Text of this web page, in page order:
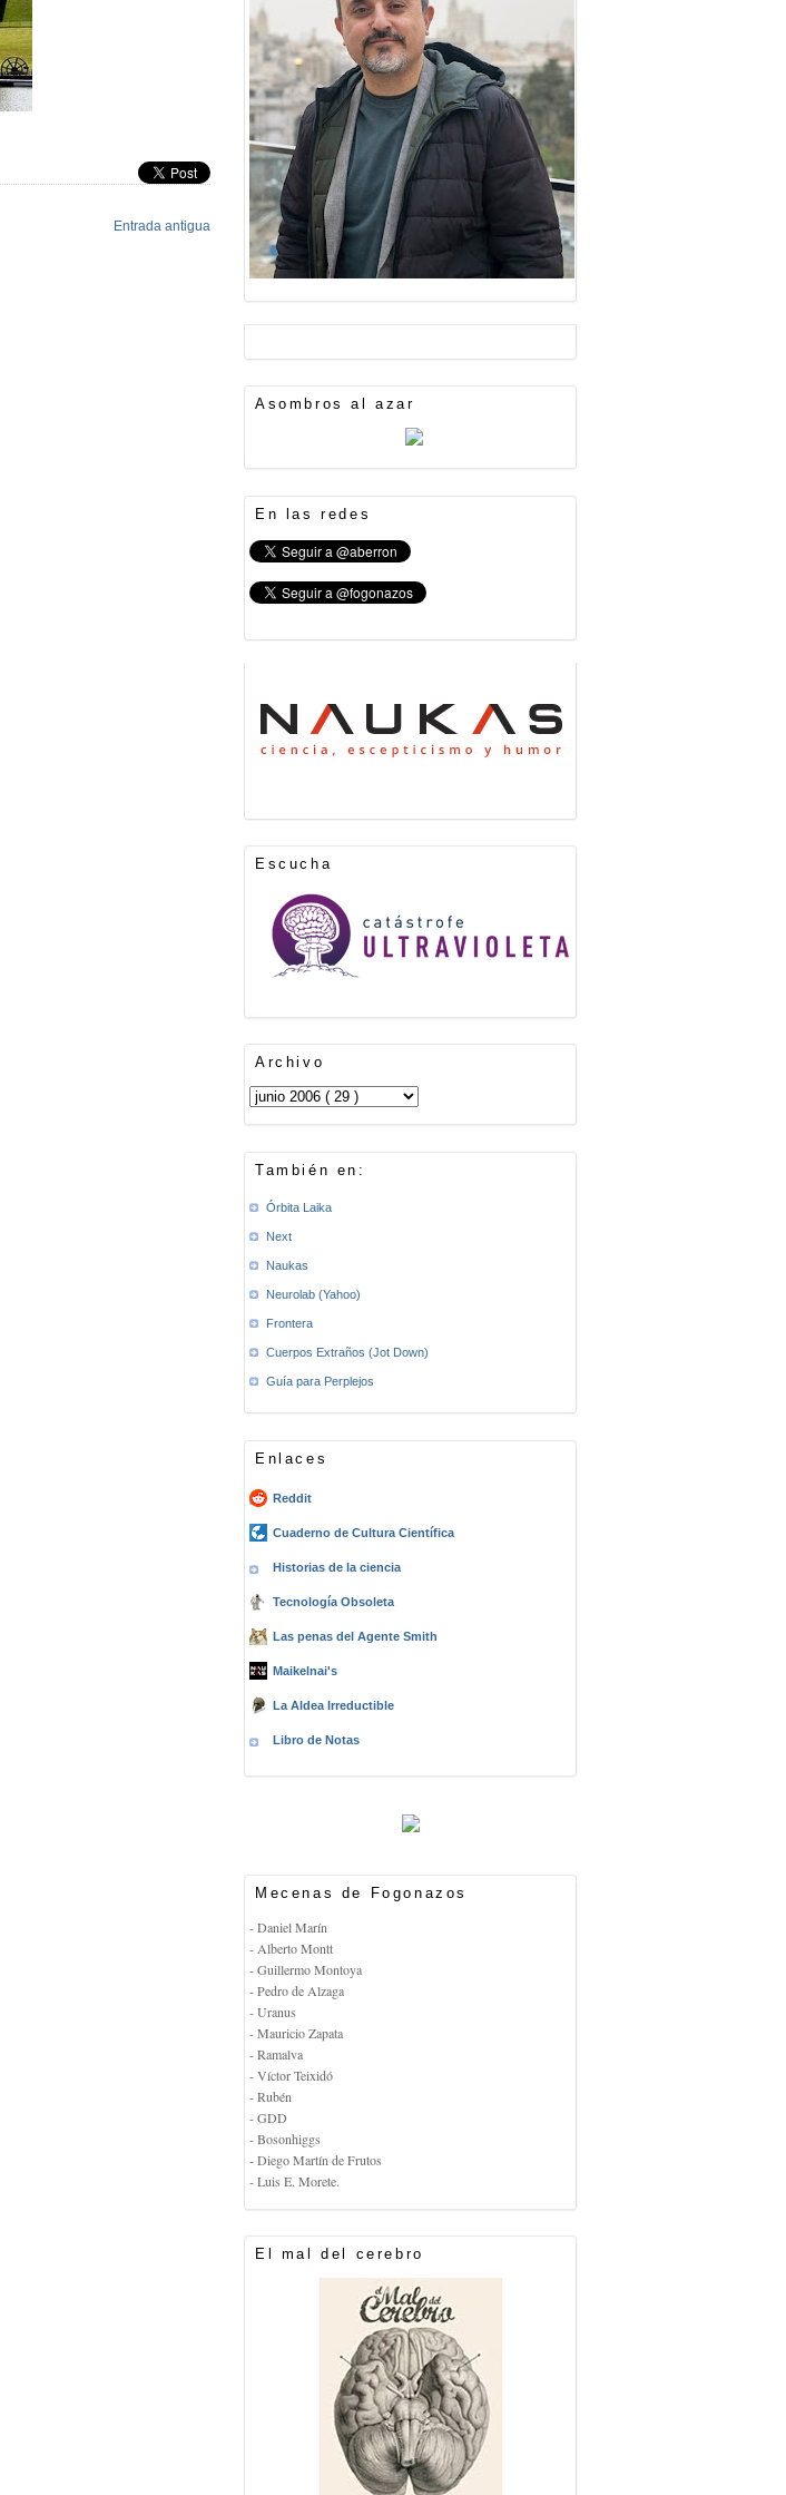
Entrada antigua
Asombros al azar
En las redes
Escucha
Archivo
También en:
Órbita Laika
Next
Naukas
Neurolab (Yahoo)
Frontera
Cuerpos Extraños (Jot Down)
Guía para Perplejos
Enlaces
Reddit
Cuaderno de Cultura Científica
Historias de la ciencia
Tecnología Obsoleta
Las penas del Agente Smith
Maikelnai's
La Aldea Irreductible
Libro de Notas
Mecenas de Fogonazos
- Daniel Marín
- Alberto Montt
- Guillermo Montoya
- Pedro de Alzaga
- Uranus
- Mauricio Zapata
- Ramalva
- Víctor Teixidó
- Rubén
- GDD
- Bosonhiggs
- Diego Martín de Frutos
- Luis E. Morete.
El mal del cerebro